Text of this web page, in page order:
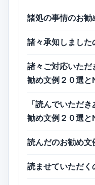
諸処の事情のお勧
諸々承知しました
諸々ご対応いた
勧め文例２０選と
「読んでいただ
勧め文例２０選と
読んだのお勧め文
読ませていただく